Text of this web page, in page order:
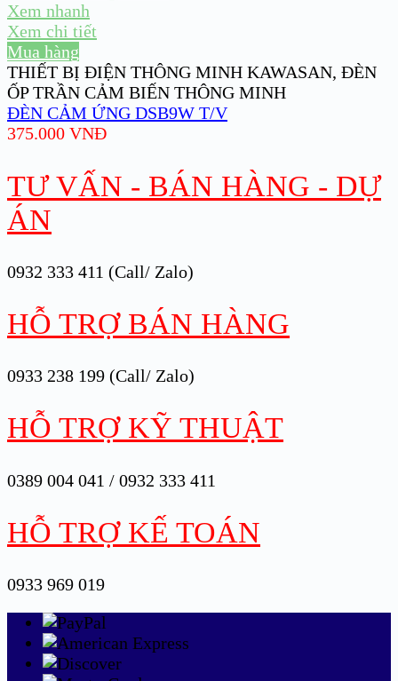
Xem nhanh
Xem chi tiết
Mua hàng
THIẾT BỊ ĐIỆN THÔNG MINH KAWASAN, ĐÈN
ỐP TRẦN CẢM BIẾN THÔNG MINH
ĐÈN CẢM ỨNG DSB9W T/V
375.000 VNĐ
TƯ VẤN - BÁN HÀNG - DỰ
ÁN
0932 333 411 (Call/ Zalo)
HỖ TRỢ BÁN HÀNG
0933 238 199 (Call/ Zalo)
HỖ TRỢ KỸ THUẬT
0389 004 041 / 0932 333 411
HỖ TRỢ KẾ TOÁN
0933 969 019